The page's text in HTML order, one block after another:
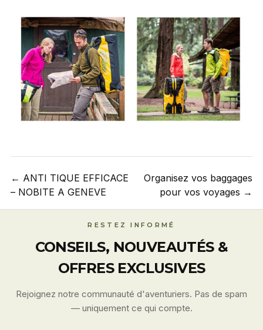
← ANTI TIQUE EFFICACE
– NOBITE A GENEVE
Organisez vos baggages
pour vos voyages →
RESTEZ INFORMÉ
CONSEILS, NOUVEAUTÉS &
OFFRES EXCLUSIVES
Rejoignez notre communauté d'aventuriers. Pas de spam
— uniquement ce qui compte.